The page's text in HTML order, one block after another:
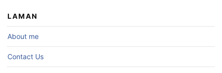
LAMAN
About me
Contact Us